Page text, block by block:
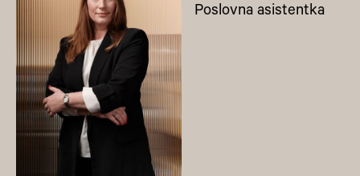
Poslovna asistentka